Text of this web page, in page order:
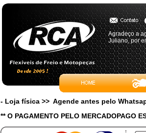
Agradeço a
Juliano, por
- Loja física >> Agende antes pelo
** O PAGAMENTO PELO MERCADOPAGO